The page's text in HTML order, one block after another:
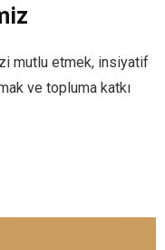
mutlu etmek, insiyatif
ve topluma katkı